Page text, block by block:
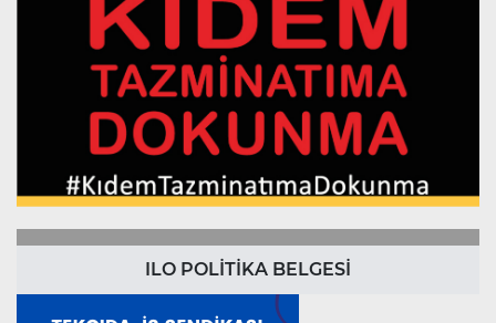
ILO POLİTİKA BELGESİ